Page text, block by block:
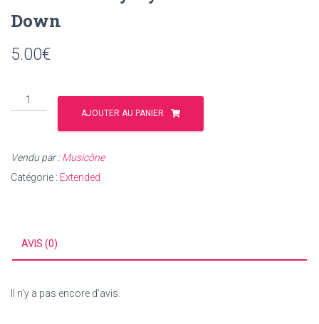
Down
5.00€
quantité
de
-
Wine
AJOUTER AU PANIER
Vendu par :Musicône
Catégorie : Extended
AVIS (0)
Il n’y a pas encore d’avis.